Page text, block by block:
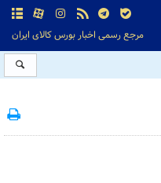
مرجع رسمی اخبار بورس کالای ایران